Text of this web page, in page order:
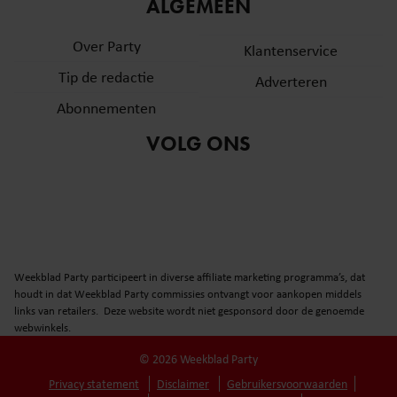
partners kunnen deze gegevens combineren met andere
verzameld op basis van uw gebruik van hun services. U
gaat akkoord met onze cookies als u onze website blijft
ALGEMEEN
Over Party
Tip de redactie
Abonnementen
Klantenservice
Adverteren
VOLG ONS
Weekblad Party participeert in diverse affiliate marketing programma’s, dat
houdt in dat Weekblad Party commissies ontvangt voor aankopen middels
links van retailers. Deze website wordt niet gesponsord door de genoemde
webwinkels.
© 2026 Weekblad Party
Privacy statement
Disclaimer
Gebruikersvoorwaarden